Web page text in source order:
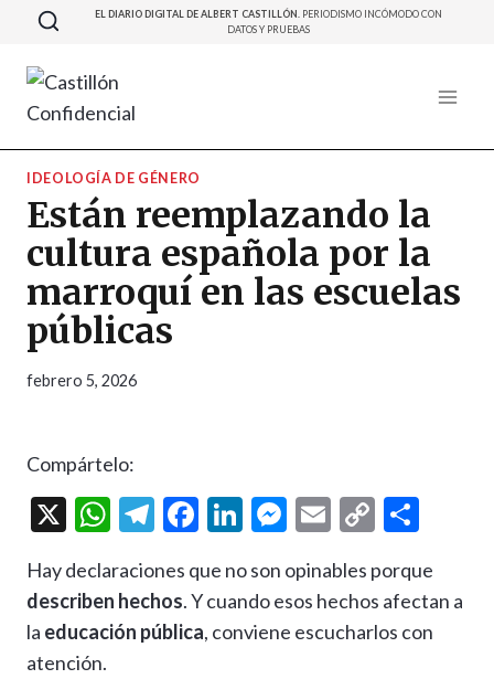
Saltar
contenido
EL DIARIO DIGITAL DE ALBERT CASTILLÓN. PERIODISMO INCÓMODO CON
DATOS Y PRUEBAS
IDEOLOGÍA DE GÉNERO
Están reemplazando la
cultura española por la
marroquí en las escuelas
públicas
febrero 5, 2026
Compártelo:
X
W
at
s
T
e
gr
F
e
b
o
Li
ke
dI
M
se
n
E
ai
l
C
p
y
m
p
Hay declaraciones que no son opinables porque
describen hechos. Y cuando esos hechos afectan a
la educación pública, conviene escucharlos con
atención.